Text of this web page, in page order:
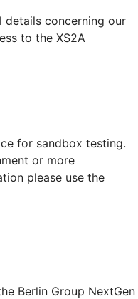
details concerning our
to the XS2A
for sandbox testing.
or more
please use the
Berlin Group NextGen